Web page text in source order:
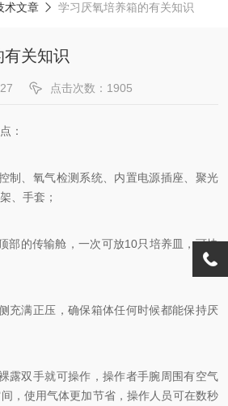
术文章 学习厌氧培养箱的有关知识
关知识
点击次数：1905
：
、氧气检测系统、内置电源插座、聚光
、手套；
的传输舱，一次可放10只培养皿，可快
满正压，确保箱体任何时候都能保持厌
双手就可操作，操作者手腕周围有空气
，使用气体更加节省，操作人员可在数秒